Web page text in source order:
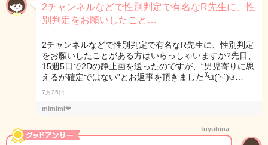
2チャンネルなどで性別判定で有名なR先生に、性
別判定をお願いしたこと…
2チャンネルなどで性別判定で有名なR先生に、性別判定
をお願いしたことがある方はいらっしゃいますか?先日、
15週5日で2Dの静止画を送ったのですが、“男児寄りに思
えるが確定ではない”とお返事を頂きました⁽⁽ଘ(ˊᵕˋ)ଓ…
7月25日
mimimi❤︎
tuyuhina